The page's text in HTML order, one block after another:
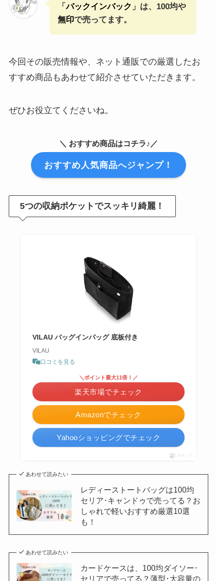
「バックインバック 」は、100均や
無印で売ってます。
今回その販売情報や、ネット通販での厳選したお
すすめ商品もあわせて紹介させていただきます。
ぜひお役立てくださいね。
＼ おすすめ商品はコチラ♪／
おすすめ人気商品へジャンプ！
5つの収納ポケットでスッキリ綺麗！
VILAU バッグインバッグ 底板付き
VILAU
口コミを見る
Amazonでチェック
＼ポイント最大11倍！／
楽天市場でチェック
Yahooショッピングでチェック
ポチップ
あわせて読みたい
レディーストートバッグは100均
セリア･キャンドゥで売ってる？お
しゃれで軽いおすすめ厳選10選
も！
あわせて読みたい
カードケースは、100均ダイソー･
セリアで売ってる？薄型･大容量の